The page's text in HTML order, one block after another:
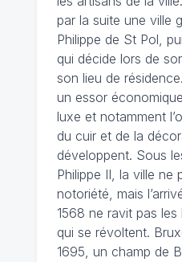
par la suite une ville
Philippe de St Pol,
qui décide lors de
son lieu de
un essor
luxe et notamment
du cuir et de la
développent. Sous
Philippe II, la ville ne
notoriété, mais
1568 ne ravit pas
qui se révoltent.
1695, un champ de